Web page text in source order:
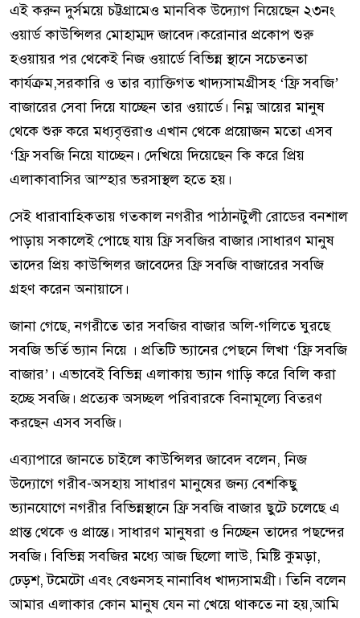
এই করুন দুর্সময়ে চট্টগ্রামেও মানবিক উদ্যোগ নিয়েছেন ২৩নং
ওয়ার্ড কাউন্সিলর মোহাম্মদ জাবেদ।করোনার প্রকোপ শুরু
হওয়ায়র পর থেকেই নিজ ওয়ার্ডে বিভিন্ন স্থানে সচেতনতা
কার্যক্রম,সরকারি ও তার ব‍্যাক্তিগত খাদ্যসামগ্রীসহ ‘ফ্রি সবজি’
বাজারের সেবা দিয়ে যাচ্ছেন তার ওয়ার্ডে। নিম্ন আয়ের মানুষ
থেকে শুরু করে মধ‍্যবৃত্তরাও এখান থেকে প্রয়োজন মতো এসব
‘ফ্রি সবজি নিয়ে যাচ্ছেন। দেখিয়ে দিয়েছেন কি করে প্রিয়
এলাকাবাসির আস্হার ভরসাস্থল হতে হয়।
সেই ধারাবাহিকতায় গতকাল নগরীর পাঠানটুলী রোডের বনশাল
পাড়ায় সকালেই পোছে যায় ফ্রি সবজির বাজার।সাধারণ মানুষ
তাদের প্রিয় কাউন্সিলর জাবেদের ফ্রি সবজি বাজারের সবজি
গ্রহণ করেন অনায়াসে।
জানা গেছে, নগরীতে তার সবজির বাজার অলি-গলিতে ঘুরছে
সবজি ভর্তি ভ্যান নিয়ে । প্রতিটি ভ্যানের পেছনে লিখা ‘ফ্রি সবজি
বাজার’। এভাবেই বিভিন্ন এলাকায় ভ্যান গাড়ি করে বিলি করা
হচ্ছে সবজি। প্রত্যেক অসচ্ছল পরিবারকে বিনামূল্যে বিতরণ
করছেন এসব সবজি।
এব‍্যাপারে জানতে চাইলে কাউন্সিলর জাবেদ বলেন, নিজ
উদ্যোগে গরীব-অসহায় সাধারণ মানুষের জন্য বেশকিছু
ভ্যানযোগে নগরীর বিভিন্নস্থানে ফ্রি সবজি বাজার ছুটে চলেছে এ
প্রান্ত থেকে ও প্রান্তে। সাধারণ মানুষরা ও নিচ্ছেন তাদের পছন্দের
সবজি। বিভিন্ন সবজির মধ্যে আজ ছিলো লাউ, মিষ্টি কুমড়া,
ঢেড়শ, টমেটো এবং বেগুনসহ নানাবিধ খাদ্যসামগ্রী। তিনি বলেন
আমার এলাকার কোন মানুষ যেন না খেয়ে থাকতে না হয়,আমি